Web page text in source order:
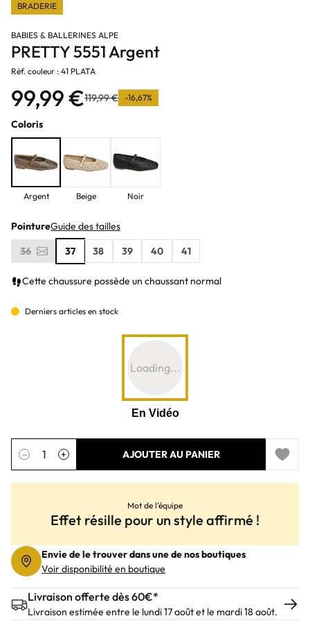
BRADERIE
BABIES & BALLERINES ALPE
PRETTY 5551 Argent
Réf. couleur : 41 PLATA
99,99 €119,99 € -16,67%
Coloris
Argent Beige Noir
PointureGuide des tailles
36
37 38 39 40 41
Cette chaussure possède un chaussant normal
Derniers articles en stock
Quantité
− + AJOUTER AU PANIER
Add to
Envie de le trouver dans une de nos boutiques
Voir disponibilité en boutique
Livraison offerte dès 60€*
Livraison estimée entre le lundi 17 août et le mardi 18 août.
Mot de l'équipe
Effet résille pour un style affirmé !